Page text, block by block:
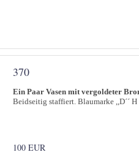
370
Ein Paar Vasen mit vergoldeter
Beidseitig staffiert. Blaumarke ,,D´´ H
100 EUR